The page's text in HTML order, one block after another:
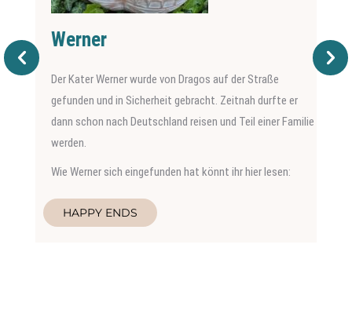
Werner
Der Kater Werner wurde von Dragos auf der Straße
gefunden und in Sicherheit gebracht. Zeitnah durfte er
dann schon nach Deutschland reisen und Teil einer Familie
werden.
Wie Werner sich eingefunden hat könnt ihr hier lesen:
HAPPY ENDS